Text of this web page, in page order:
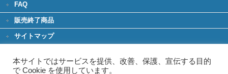
FAQ
販売終了商品
サイトマップ
グリーンIT
本サイトではサービスを提供、改善、保護、宣伝する目的
で Cookie を使用しています。